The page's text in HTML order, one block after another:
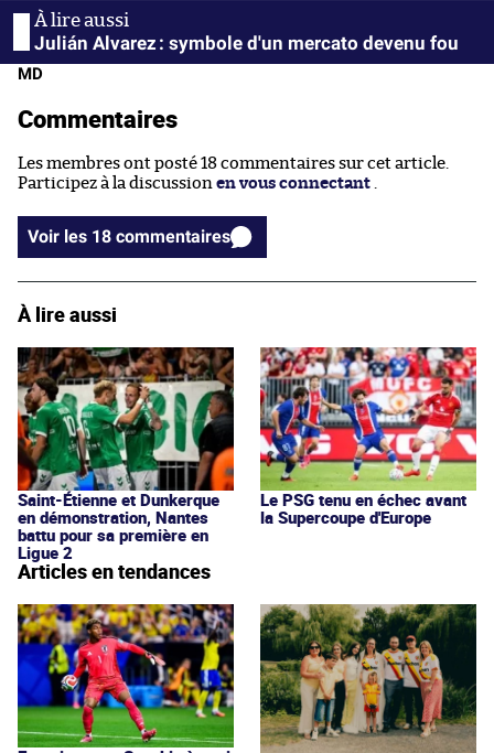
Julián Alvarez : symbole d'un mercato devenu fou
MD
Commentaires
Les membres ont posté 18 commentaires sur cet article.
Participez à la discussion en vous connectant
Voir les 18 commentaires
À lire aussi
Saint-Étienne et Dunkerque
en démonstration, Nantes
battu pour sa première en
Ligue 2
Le PSG tenu en échec avant
la Supercoupe d'Europe
Articles en tendances